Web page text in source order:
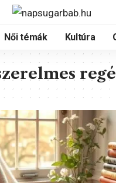
Női témák Kultúra